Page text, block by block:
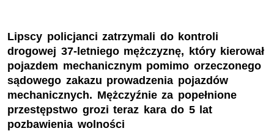
Lipscy policjanci zatrzymali do kontroli
drogowej 37-letniego mężczyznę, który kierował
pojazdem mechanicznym pomimo orzeczonego
sądowego zakazu prowadzenia pojazdów
mechanicznych. Mężczyźnie za popełnione
przestępstwo grozi teraz kara do 5 lat
pozbawienia wolności